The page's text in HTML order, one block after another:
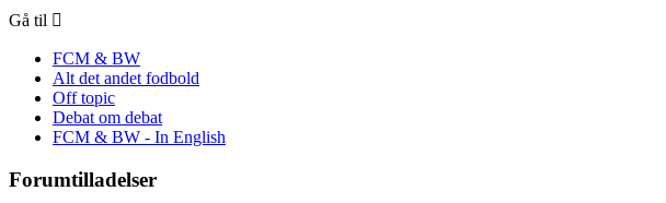
Gå til
FCM & BW
Alt det andet fodbold
Off topic
Debat om debat
FCM & BW - In English
Forumtilladelser